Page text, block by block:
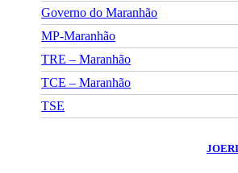
Governo do Maranhão
MP-Maranhão
TRE – Maranhão
TCE – Maranhão
TSE
JOERI